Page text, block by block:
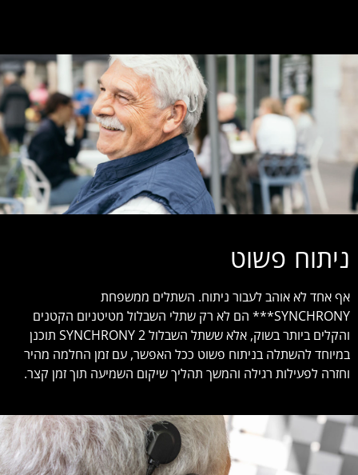
ניתוח פשוט
אף אחד לא אוהב לעבור ניתוח. השתלים ממשפחת
SYNCHRONY*** הם לא רק שתלי השבלול מטיטניום הקטנים
והקלים ביותר בשוק, אלא ששתל השבלול SYNCHRONY 2 תוכנן
במיוחד להשתלה בניתוח פשוט ככל האפשר, עם זמן החלמה מהיר
וחזרה לפעילות רגילה והמשך תהליך שיקום השמיעה תוך זמן קצר.